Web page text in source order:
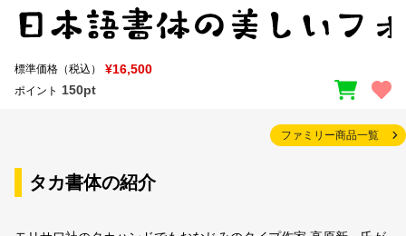
標準価格（税込） ¥16,500
ポイント 150pt
ファミリー商品一覧
タカ書体の紹介